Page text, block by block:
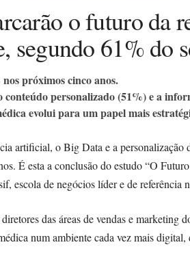
o futuro da
segundo 61% do
próximos cinco anos.
conteúdo personalizado (51%) e a
evolui para um papel mais
artificial, o Big Data e a personalização
É esta a conclusão do estudo “O
escola de negócios líder e de referência
das áreas de vendas e marketing
num ambiente cada vez mais